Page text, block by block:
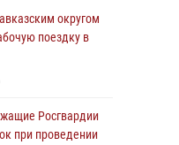
на Урале
состоялись
Дню
округом
поездку в
Росгвардии
при проведении